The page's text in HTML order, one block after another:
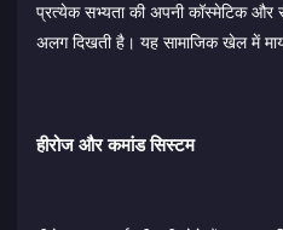
प्रत्येक सभ्यता की अपनी कॉस्मेटिक और
अलग दिखती है। यह सामाजिक खेल में
हीरोज और कमांड सिस्टम